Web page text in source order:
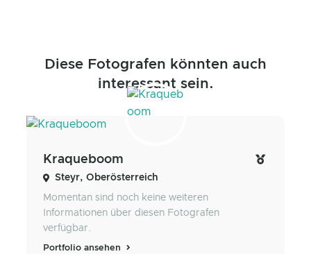
Diese Fotografen könnten auch
interessant sein.
Kraqueboom
Steyr, Oberösterreich
Momentan sind noch keine weiteren
Informationen über diesen Fotografen
verfügbar.
Portfolio ansehen